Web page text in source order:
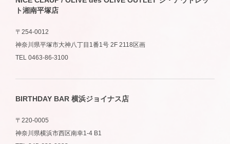
ト湘南平塚店
〒254-0012
神奈川県平塚市大神八丁目1番1号 2F 2118区画
TEL 0463-86-3100
BIRTHDAY BAR 横浜ジョイナス店
〒220-0005
神奈川県横浜市西区南幸1-4 B1